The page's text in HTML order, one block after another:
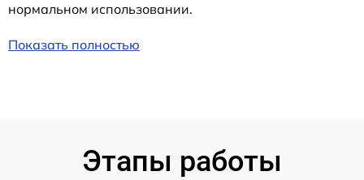
нормальном использовании.
Показать полностью
Этапы работы